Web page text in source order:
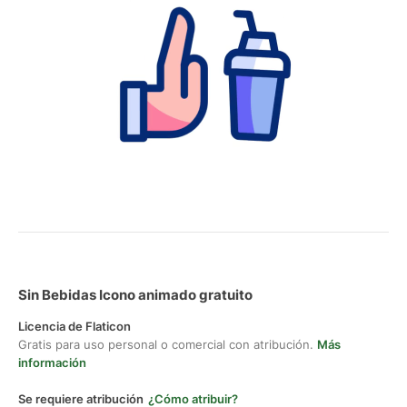
Sin Bebidas Icono animado gratuito
Licencia de Flaticon
Gratis para uso personal o comercial con atribución. Más
información
Se requiere atribución ¿Cómo atribuir?